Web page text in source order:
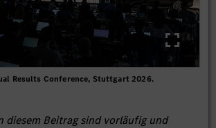
Results Conference, Stuttgart 2026.
diesem Beitrag sind vorläufig und